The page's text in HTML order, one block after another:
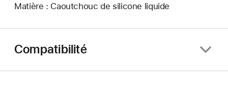
Matière : Caoutchouc de silicone liquide
Compatibilité